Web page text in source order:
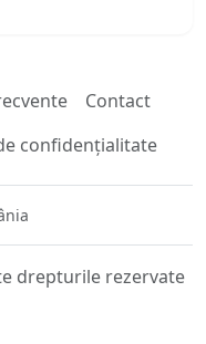
Contact
confidențialitate
drepturile rezervate